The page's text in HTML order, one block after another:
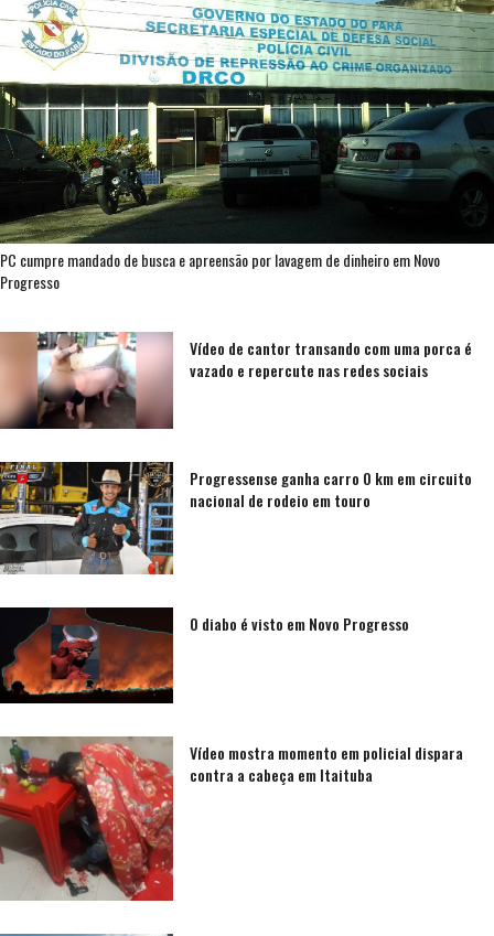
PC cumpre mandado de busca e apreensão por lavagem de dinheiro em Novo
Progresso
Vídeo de cantor transando com uma porca é
vazado e repercute nas redes sociais
Progressense ganha carro 0 km em circuito
nacional de rodeio em touro
O diabo é visto em Novo Progresso
Vídeo mostra momento em policial dispara
contra a cabeça em Itaituba